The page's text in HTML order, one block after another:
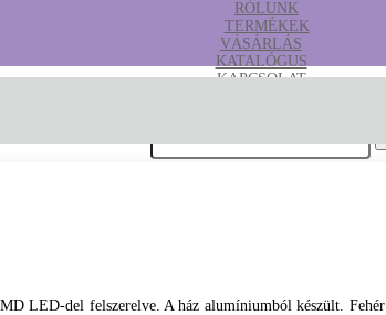
RÓLUNK
TERMÉKEK
VÁSÁRLÁS
KATALÓGUS
KAPCSOLAT
LED-del felszerelve. A ház alumíniumból készült. Fehér